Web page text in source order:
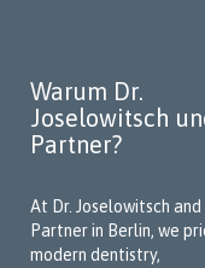
Warum Dr.
Joselowitsch
Partner?
At Dr. Joselowitsch and
Partner in Berlin, we
modern dentistry,